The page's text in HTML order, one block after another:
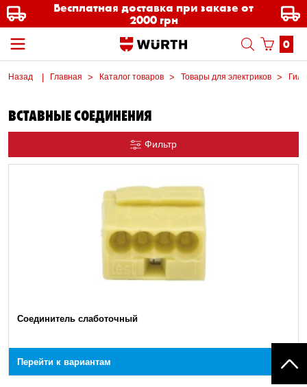
Бесплатная доставка при заказе от
2000 грн
0
Назад Главная Каталог товаров Товары для электриков
ВСТАВНЫЕ СОЕДИНЕНИЯ
Фильтр
Соединитель слаботочный
Перейти к вариантам